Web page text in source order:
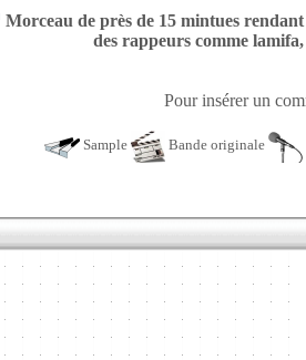
Morceau de près de 15 mintues
des rappeurs comme
Pour insérer un
Sample Bande originale